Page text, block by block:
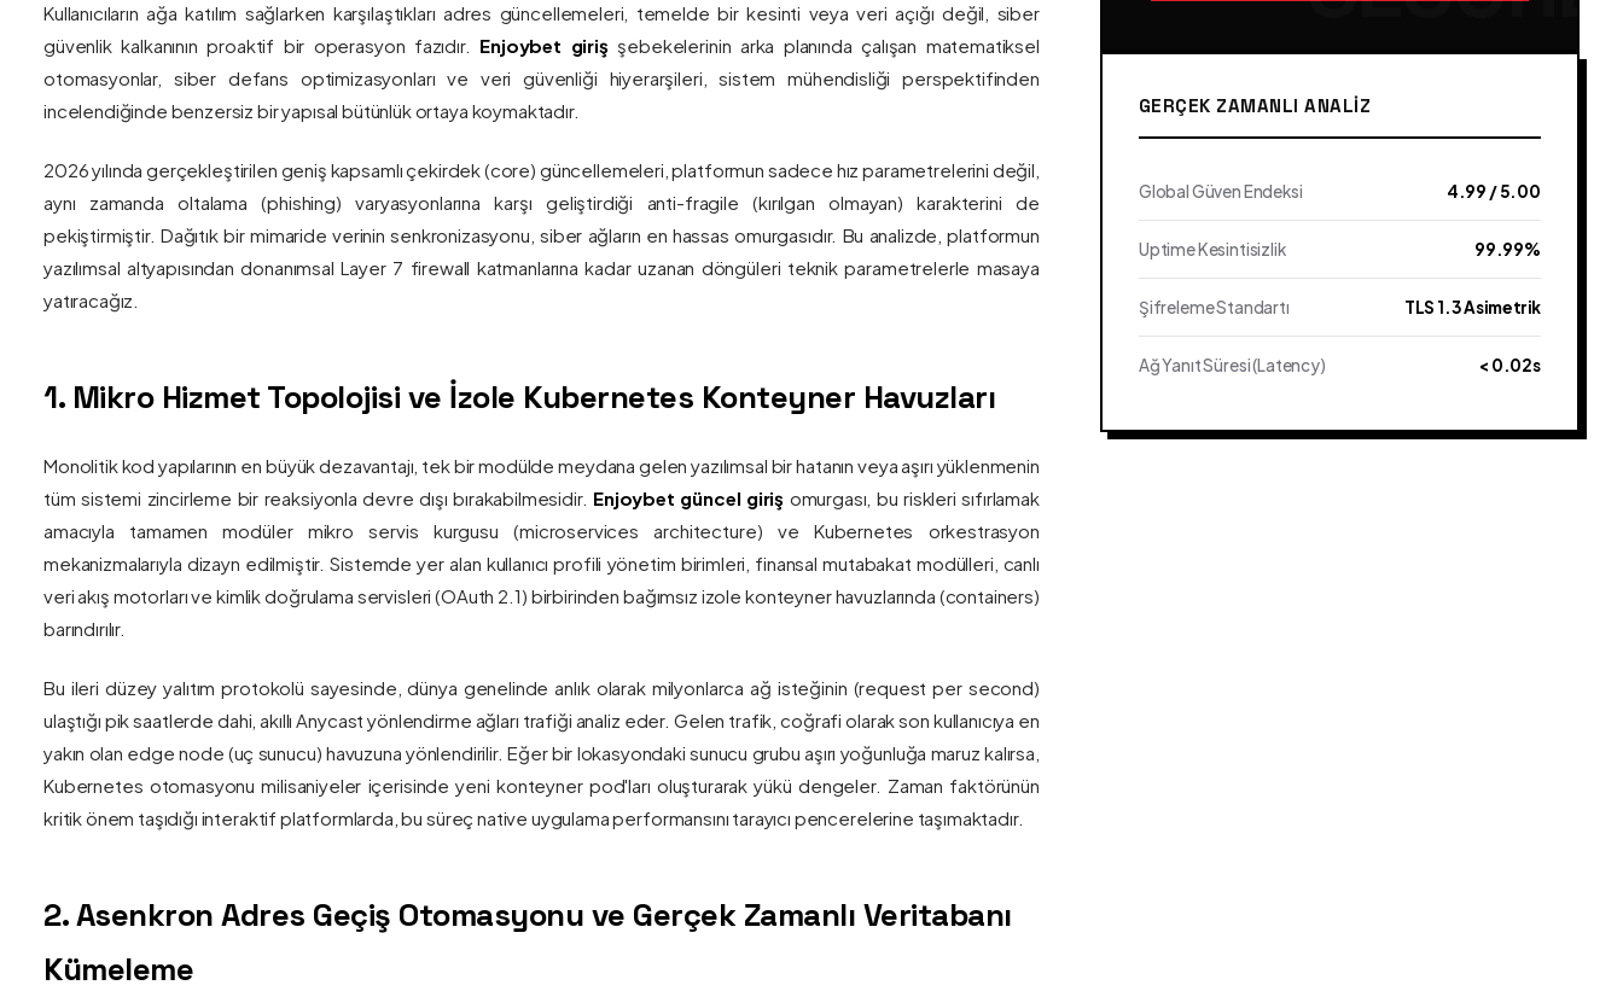
Kullanıcıların ağa katılım sağlarken karşılaştıkları adres güncellemeleri, temelde bir kesinti veya veri açığı değil, siber
güvenlik kalkanının proaktif bir operasyon fazıdır. Enjoybet giriş şebekelerinin arka planında çalışan matematiksel
otomasyonlar, siber defans optimizasyonları ve veri güvenliği hiyerarşileri, sistem mühendisliği perspektifinden
incelendiğinde benzersiz bir yapısal bütünlük ortaya koymaktadır.
2026 yılında gerçekleştirilen geniş kapsamlı çekirdek (core) güncellemeleri, platformun sadece hız parametrelerini değil,
aynı zamanda oltalama (phishing) varyasyonlarına karşı geliştirdiği anti-fragile (kırılgan olmayan) karakterini de
pekiştirmiştir. Dağıtık bir mimaride verinin senkronizasyonu, siber ağların en hassas omurgasıdır. Bu analizde, platformun
yazılımsal altyapısından donanımsal Layer 7 firewall katmanlarına kadar uzanan döngüleri teknik parametrelerle masaya
yatıracağız.
1. Mikro Hizmet Topolojisi ve İzole Kubernetes Konteyner Havuzları
Monolitik kod yapılarının en büyük dezavantajı, tek bir modülde meydana gelen yazılımsal bir hatanın veya aşırı yüklenmenin
tüm sistemi zincirleme bir reaksiyonla devre dışı bırakabilmesidir. Enjoybet güncel giriş omurgası, bu riskleri sıfırlamak
amacıyla tamamen modüler mikro servis kurgusu (microservices architecture) ve Kubernetes orkestrasyon
mekanizmalarıyla dizayn edilmiştir. Sistemde yer alan kullanıcı profili yönetim birimleri, finansal mutabakat modülleri, canlı
veri akış motorları ve kimlik doğrulama servisleri (OAuth 2.1) birbirinden bağımsız izole konteyner havuzlarında (containers)
barındırılır.
Bu ileri düzey yalıtım protokolü sayesinde, dünya genelinde anlık olarak milyonlarca ağ isteğinin (request per second)
ulaştığı pik saatlerde dahi, akıllı Anycast yönlendirme ağları trafiği analiz eder. Gelen trafik, coğrafi olarak son kullanıcıya en
yakın olan edge node (uç sunucu) havuzuna yönlendirilir. Eğer bir lokasyondaki sunucu grubu aşırı yoğunluğa maruz kalırsa,
Kubernetes otomasyonu milisaniyeler içerisinde yeni konteyner pod'ları oluşturarak yükü dengeler. Zaman faktörünün
kritik önem taşıdığı interaktif platformlarda, bu süreç native uygulama performansını tarayıcı pencerelerine taşımaktadır.
2. Asenkron Adres Geçiş Otomasyonu ve Gerçek Zamanlı Veritabanı
Kümeleme
GERÇEK ZAMANLI ANALIZ
Global Güven Endeksi 4.99 / 5.00
Uptime Kesintisizlik 99.99%
Şifreleme Standartı TLS 1.3 Asimetrik
Ağ Yanıt Süresi (Latency) < 0.02s